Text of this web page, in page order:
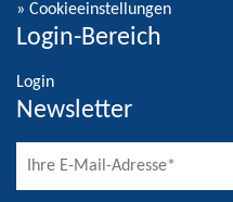
» Cookieeinstellungen
Login-Bereich
Login
Newsletter